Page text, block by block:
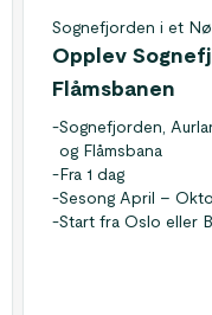
Sognefjorden i et
Opplev
Flåmsbanen
-Sognefjorden,
og Flåmsbana
- Fra 1 dag
-Sesong April –
-Start fra Oslo eller